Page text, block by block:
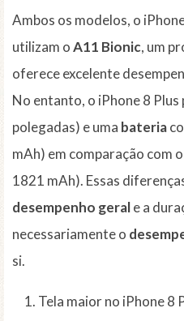
Ambos os modelos, o
utilizam oA11 Bionic, um
oferece excelente
No entanto, o iPhone 8 Plus
polegadas) e uma bateria
mAh) em comparação com
1821 mAh). Essas
desempenho gerale a
necessariamente o
si.
Tela maior no iPhone 8